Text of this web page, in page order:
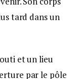
tard dans un
et un lieu
par le pôle